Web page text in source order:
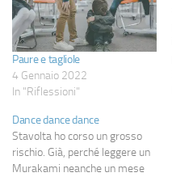
Paure e tagliole
4 Gennaio 2022
In "Riflessioni"
Dance dance dance
Stavolta ho corso un grosso
rischio. Già, perché leggere un
Murakami neanche un mese